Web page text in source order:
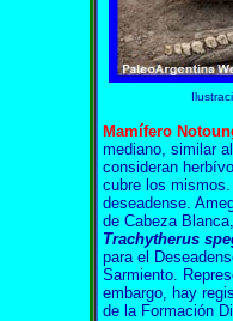
Mamífero
mediano, similar
consideran
cubre los
deseadense.
de Cabeza
Trachytherus
para el
Sarmiento.
embargo, hay
de la Formación